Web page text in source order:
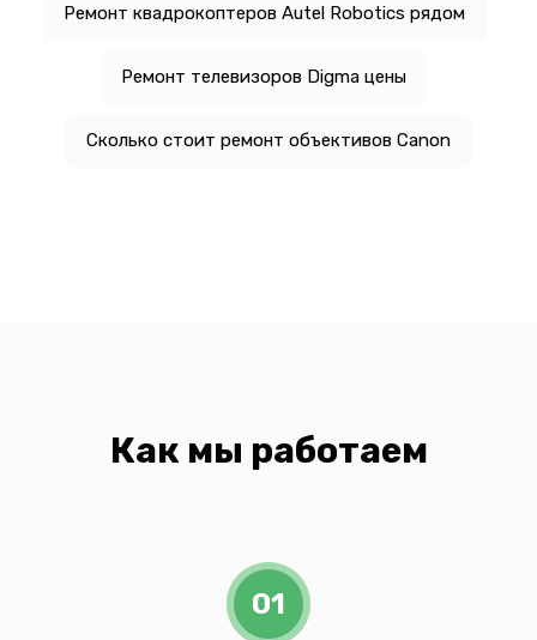
Ремонт квадрокоптеров Autel Robotics рядом
Ремонт телевизоров Digma цены
Сколько стоит ремонт объективов Canon
Как мы работаем
01